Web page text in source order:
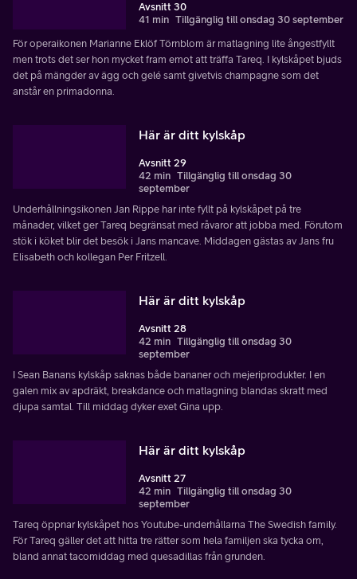
Avsnitt 30
41 min Tillgänglig till onsdag 30 september
För operaikonen Marianne Eklöf Törnblom är matlagning lite ångestfyllt
men trots det ser hon mycket fram emot att träffa Tareq. I kylskåpet bjuds
det på mängder av ägg och gelé samt givetvis champagne som det
anstår en primadonna.
Här är ditt kylskåp
Avsnitt 29
42 min Tillgänglig till onsdag 30
september
Underhållningsikonen Jan Rippe har inte fyllt på kylskåpet på tre
månader, vilket ger Tareq begränsat med råvaror att jobba med. Förutom
stök i köket blir det besök i Jans mancave. Middagen gästas av Jans fru
Elisabeth och kollegan Per Fritzell.
Här är ditt kylskåp
Avsnitt 28
42 min Tillgänglig till onsdag 30
september
I Sean Banans kylskåp saknas både bananer och mejeriprodukter. I en
galen mix av apdräkt, breakdance och matlagning blandas skratt med
djupa samtal. Till middag dyker exet Gina upp.
Här är ditt kylskåp
Avsnitt 27
42 min Tillgänglig till onsdag 30
september
Tareq öppnar kylskåpet hos Youtube-underhållarna The Swedish family.
För Tareq gäller det att hitta tre rätter som hela familjen ska tycka om,
bland annat tacomiddag med quesadillas från grunden.